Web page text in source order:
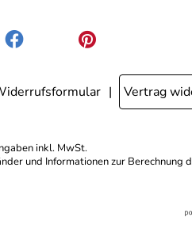
Vertrag
inkl. MwSt.
und Informationen zur Berechnung